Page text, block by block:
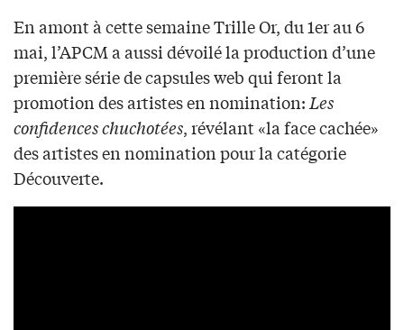
En amont à cette semaine Trille Or, du 1er au 6
mai, l’APCM a aussi dévoilé la production d’une
première série de capsules web qui feront la
promotion des artistes en nomination: Les
confidences chuchotées, révélant «la face cachée»
des artistes en nomination pour la catégorie
Découverte.